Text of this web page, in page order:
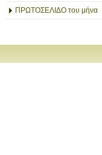
ΠΡΩΤΟΣΕΛΙΔΟ του μήνα